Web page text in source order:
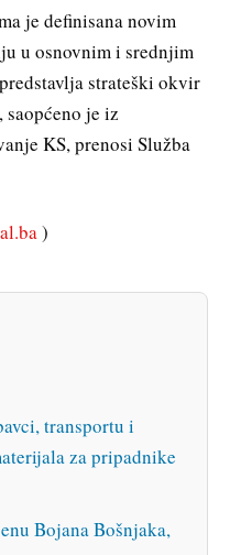
je definisana novim
u osnovnim i srednjim
strateški okvir
saopćeno je iz
KS, prenosi Služba
)
transportu i
za pripadnike
Bojana Bošnjaka,